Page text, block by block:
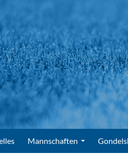
springen
Mannschaften